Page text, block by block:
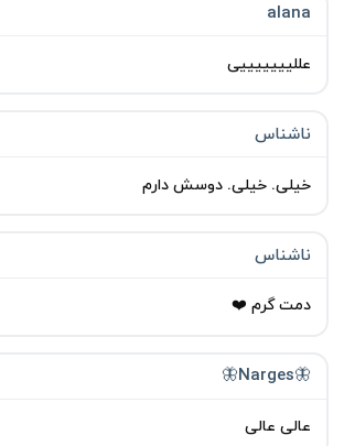
alana
عللیییییییی
ناشناس
خیلی. خیلی. دوسش دارم
ناشناس
دمت گرم ⁦❤️⁩
🦋Narges🦋
عالی عالی